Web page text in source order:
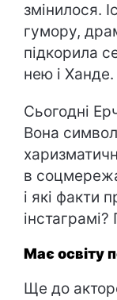
змінилося.
гумору,
підкорила
нею і Ханде.
Сьогодні
Вона символ
в
і які факти
Має освіту
Ще до